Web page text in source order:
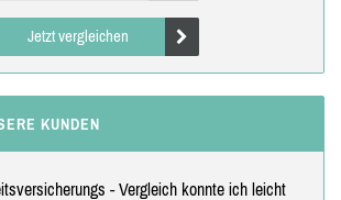
Jetzt vergleichen
KUNDEN
- Vergleich konnte ich leicht